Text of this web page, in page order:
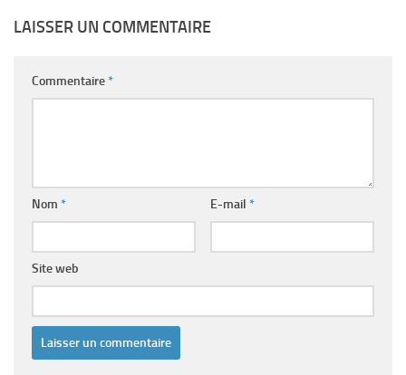
LAISSER UN COMMENTAIRE
Commentaire*
Nom * E-mail *
Site web